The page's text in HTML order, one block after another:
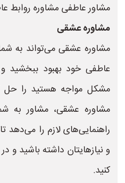
مشاور عاطفی مشاوره روابط
مشاوره عشقی
مشاوره عشقی می‌تواند به
عاطفی خود بهبود ببخشید و
مشکل مواجه هستید را حل
مشاوره عشقی، مشاور به
راهنمایی‌های لازم را می‌دهد
و نیازهایتان داشته باشید و
کنید.